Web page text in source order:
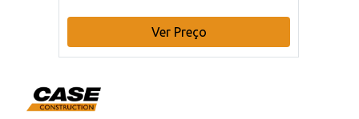
Ver Preço